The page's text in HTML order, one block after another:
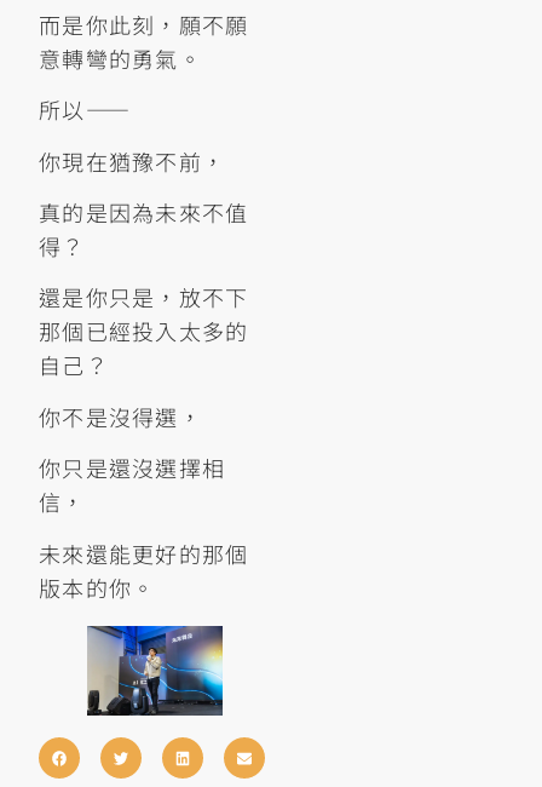
而是你此刻，願不願
意轉彎的勇氣。
所以——
你現在猶豫不前，
真的是因為未來不值
得？
還是你只是，放不下
那個已經投入太多的
自己？
你不是沒得選，
你只是還沒選擇相
信，
未來還能更好的那個
版本的你。